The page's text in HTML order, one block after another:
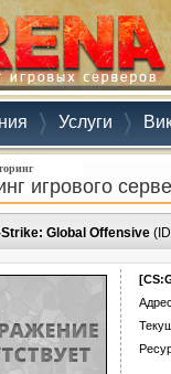
Услуги
игрового
Global Offensive